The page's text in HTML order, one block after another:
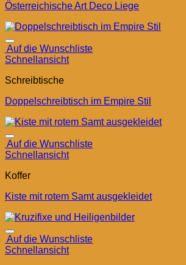
Österreichische Art Deco Liege
Auf die Wunschliste
Schnellansicht
Schreibtische
Doppelschreibtisch im Empire Stil
Auf die Wunschliste
Schnellansicht
Koffer
Kiste mit rotem Samt ausgekleidet
Auf die Wunschliste
Schnellansicht